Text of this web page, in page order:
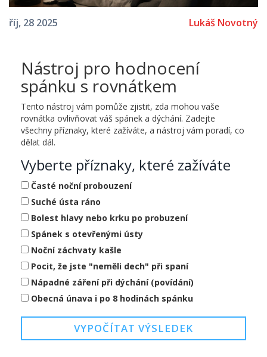
říj, 28 2025 Lukáš Novotný
Nástroj pro hodnocení
spánku s rovnátkem
Tento nástroj vám pomůže zjistit, zda mohou vaše
rovnátka ovlivňovat váš spánek a dýchání. Zadejte
všechny příznaky, které zažíváte, a nástroj vám poradí, co
dělat dál.
Vyberte příznaky, které zažíváte
Časté noční probouzení
Suché ústa ráno
Bolest hlavy nebo krku po probuzení
Spánek s otevřenými ústy
Noční záchvaty kašle
Pocit, že jste "neměli dech" při spaní
Nápadné záření při dýchání (povídání)
Obecná únava i po 8 hodinách spánku
VYPOČÍTAT VÝSLEDEK